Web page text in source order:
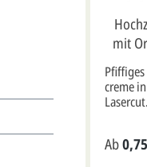
mit
creme
meisten
Ab